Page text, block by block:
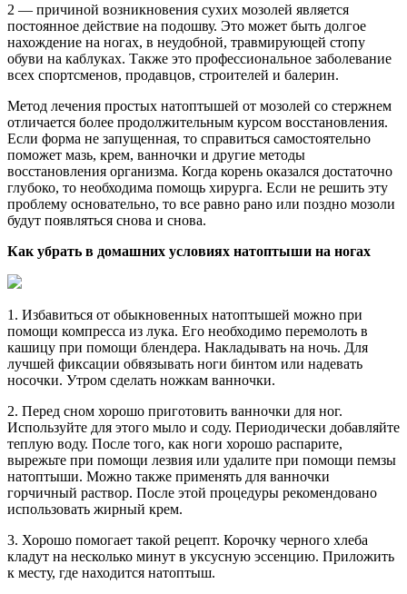
2 — причиной возникновения сухих мозолей является
постоянное действие на подошву. Это может быть долгое
нахождение на ногах, в неудобной, травмирующей стопу
обуви на каблуках. Также это профессиональное заболевание
всех спортсменов, продавцов, строителей и балерин.
Метод лечения простых натоптышей от мозолей со стержнем
отличается более продолжительным курсом восстановления.
Если форма не запущенная, то справиться самостоятельно
поможет мазь, крем, ванночки и другие методы
восстановления организма. Когда корень оказался достаточно
глубоко, то необходима помощь хирурга. Если не решить эту
проблему основательно, то все равно рано или поздно мозоли
будут появляться снова и снова.
Как убрать в домашних условиях натоптыши на ногах
1. Избавиться от обыкновенных натоптышей можно при
помощи компресса из лука. Его необходимо перемолоть в
кашицу при помощи блендера. Накладывать на ночь. Для
лучшей фиксации обвязывать ноги бинтом или надевать
носочки. Утром сделать ножкам ванночки.
2. Перед сном хорошо приготовить ванночки для ног.
Используйте для этого мыло и соду. Периодически добавляйте
теплую воду. После того, как ноги хорошо распарите,
вырежьте при помощи лезвия или удалите при помощи пемзы
натоптыши. Можно также применять для ванночки
горчичный раствор. После этой процедуры рекомендовано
использовать жирный крем.
3. Хорошо помогает такой рецепт. Корочку черного хлеба
кладут на несколько минут в уксусную эссенцию. Приложить
к месту, где находится натоптыш.